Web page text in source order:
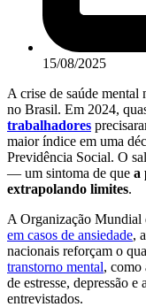
15/08/2025
A crise de saúde mental
no Brasil. Em 2024,
trabalhadores
maior índice em uma
Previdência Social. O
— um sintoma de que a
extrapolando limites.
A Organização Mundial
em casos de ansiedade,
nacionais reforçam o
transtorno mental, como
de estresse, depressão
entrevistados.